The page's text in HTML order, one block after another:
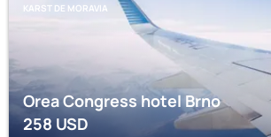
KARST DE MORAVIA
Orea Congress hotel Brno
258USD